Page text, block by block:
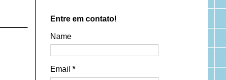
Entre em contato!
Name
Email *